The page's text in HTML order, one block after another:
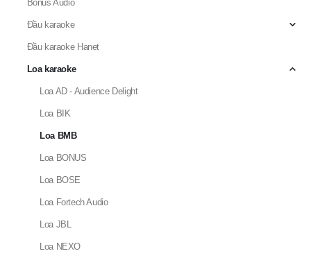
Đầu karaoke
Đầu karaoke Hanet
Loa karaoke
Loa AD - Audience Delight
Loa BIK
Loa BMB
Loa BONUS
Loa BOSE
Loa Fortech Audio
Loa JBL
Loa NEXO
Loa Subwoofer karaoke